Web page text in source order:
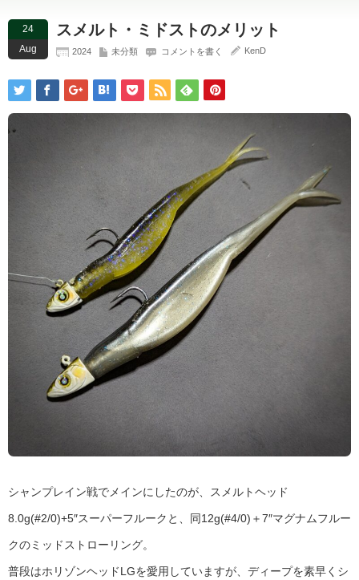
24
Aug
スメルト・ミドストのメリット
2024 未分類 コメントを書く KenD
シャンプレイン戦でメインにしたのが、スメルトヘッド
8.0g(#2/0)+5″スーパーフルークと、同12g(#4/0)＋7″マグナムフルー
クのミッドストローリング。
普段はホリゾンヘッドLGを愛用していますが、ディープを素早くシ